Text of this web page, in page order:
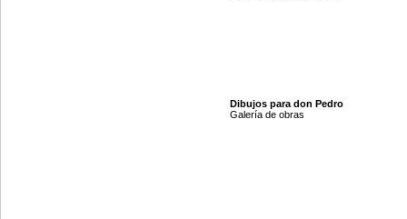
Dibujos para don Pedro
Galería de obras